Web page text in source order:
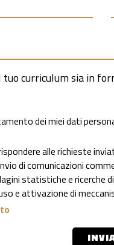
tuo curriculum sia in
dei miei dati
alle richieste
di comunicazioni
statistiche e ricerche
e attivazione di